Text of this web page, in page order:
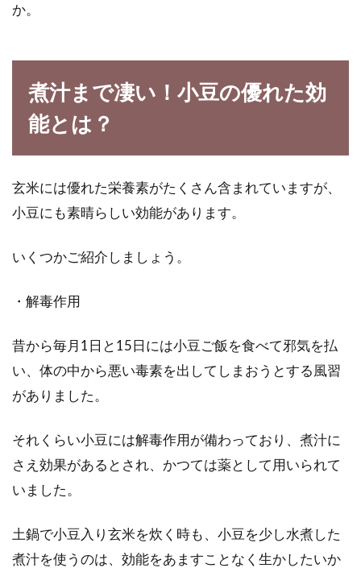
か。
煮汁まで凄い！小豆の優れた効
能とは？
玄米には優れた栄養素がたくさん含まれていますが、
小豆にも素晴らしい効能があります。
いくつかご紹介しましょう。
・解毒作用
昔から毎月1日と15日には小豆ご飯を食べて邪気を払
い、体の中から悪い毒素を出してしまおうとする風習
がありました。
それくらい小豆には解毒作用が備わっており、煮汁に
さえ効果があるとされ、かつては薬として用いられて
いました。
土鍋で小豆入り玄米を炊く時も、小豆を少し水煮した
煮汁を使うのは、効能をあますことなく生かしたいか